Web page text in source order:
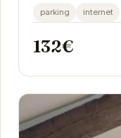
parking internet
132€